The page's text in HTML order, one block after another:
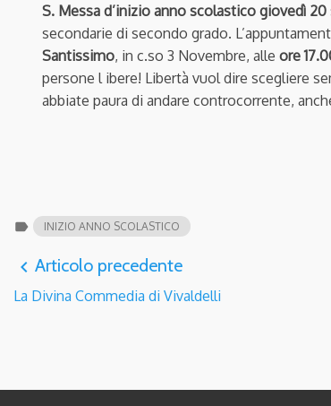
S. Messa d’inizio anno scolastico giovedì
secondarie di secondo grado.
Santissimo, in c.so 3 Novembre, alle ore
persone l ibere! Libertà vuol dire scegliere
abbiate paura di andare controcorrente,
label INIZIO ANNO SCOLASTICO
navigate_before Articolo precedente
La Divina Commedia di Vivaldelli